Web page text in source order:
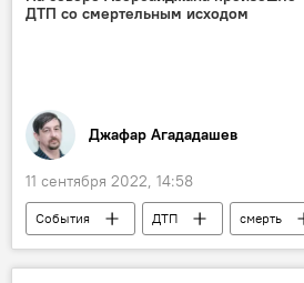
ДТП со смертельным исходом
Джафар Агададашев
11 сентября 2022, 14:58
События ДТП
смерть
Азербайджан